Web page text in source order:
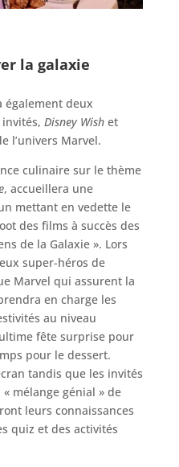
la galaxie
deux
Disney Wishet
l’univers Marvel.
culinaire sur le thème
, accueillera une
mettant en vedette le
des films à succès des
de la Galaxie ». Lors
super-héros de
Marvel qui assurent la
en charge les
au niveau
fête surprise pour
pour le dessert.
tandis que les invités
mélange génial » de
leurs connaissances
quiz et des activités